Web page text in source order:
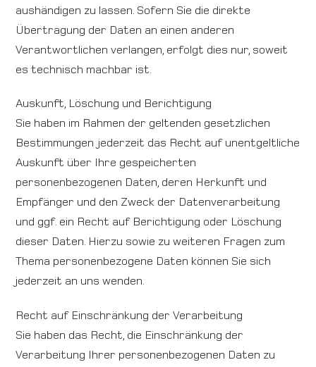
aushändigen zu lassen. Sofern Sie die direkte
Übertragung der Daten an einen anderen
Verantwortlichen verlangen, erfolgt dies nur, soweit
es technisch machbar ist.
Auskunft, Löschung und Berichtigung
Sie haben im Rahmen der geltenden gesetzlichen
Bestimmungen jederzeit das Recht auf unentgeltliche
Auskunft über Ihre gespeicherten
personenbezogenen Daten, deren Herkunft und
Empfänger und den Zweck der Datenverarbeitung
und ggf. ein Recht auf Berichtigung oder Löschung
dieser Daten. Hierzu sowie zu weiteren Fragen zum
Thema personenbezogene Daten können Sie sich
jederzeit an uns wenden.
Recht auf Einschränkung der Verarbeitung
Sie haben das Recht, die Einschränkung der
Verarbeitung Ihrer personenbezogenen Daten zu